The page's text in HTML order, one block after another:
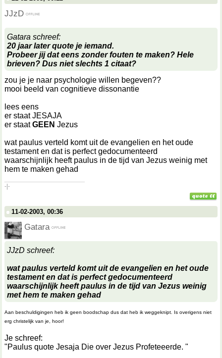
JJzD
Gatara schreef:
20 jaar later quote je iemand.
Probeer jij dat eens zonder fouten te maken? Hele
brieven? Dus niet slechts 1 citaat?
zou je je naar psychologie willen begeven??
mooi beeld van cognitieve dissonantie
lees eens
er staat JESAJA
er staatGEEN Jezus
wat paulus verteld komt uit de evangelien en het oude
testament en dat is perfect gedocumenteerd
waarschijnlijk heeft paulus in de tijd van Jezus weinig met
hem te maken gehad
-|-
11-02-2003, 00:36
Gatara
JJzD schreef:
wat paulus verteld komt uit de evangelien en het oude
testament en dat is perfect gedocumenteerd
waarschijnlijk heeft paulus in de tijd van Jezus weinig
met hem te maken gehad
Aan beschuldigingen heb ik geen boodschap dus dat heb ik weggeknipt. Is overigens niet
erg christelijk van je, hoor!
Je schreef:
"Paulus quote Jesaja Die over Jezus Profeteeerde. "